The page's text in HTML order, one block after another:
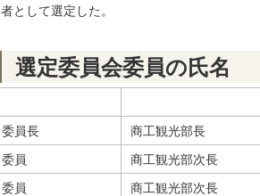
者として選定した。
選定委員会委員の氏名
委員長
商工観光部長
委員
商工観光部次長
委員
商工観光部次長